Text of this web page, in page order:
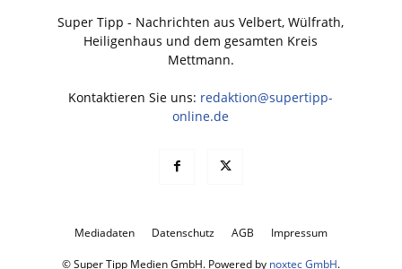
Super Tipp - Nachrichten aus Velbert, Wülfrath,
Heiligenhaus und dem gesamten Kreis
Mettmann.
Kontaktieren Sie uns: redaktion@supertipp-
online.de
Mediadaten Datenschutz AGB Impressum
© Super Tipp Medien GmbH. Powered by noxtec GmbH.